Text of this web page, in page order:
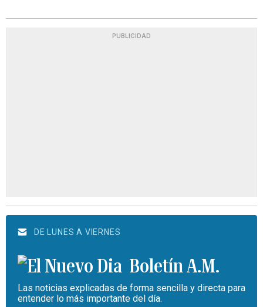
PUBLICIDAD
DE LUNES A VIERNES
Boletín A.M.
Las noticias explicadas de forma sencilla y directa para
entender lo más importante del día.